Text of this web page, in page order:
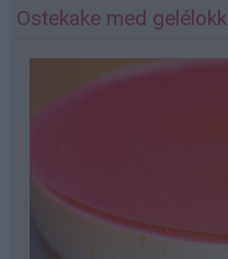
Ostekake med gelélokk